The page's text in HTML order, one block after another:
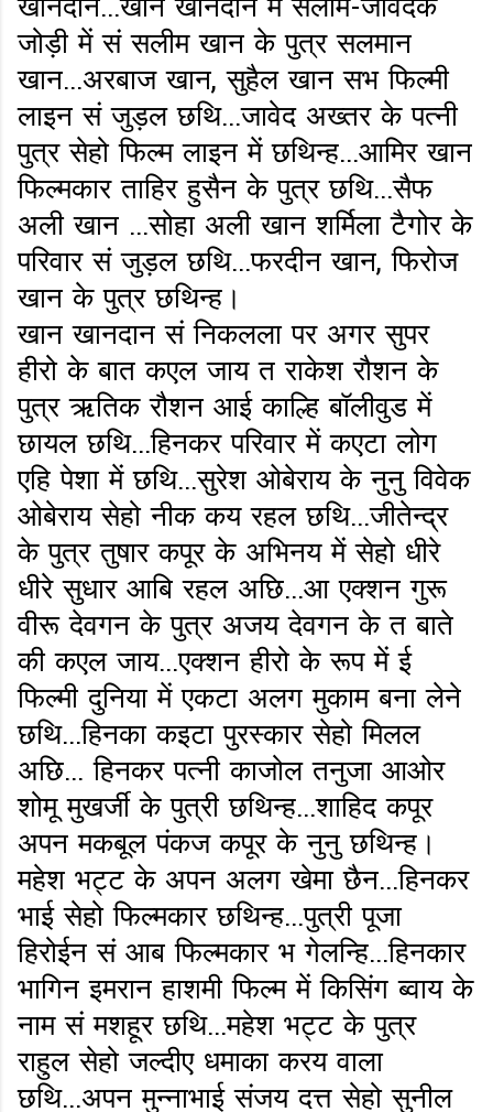
खानदान...खान खानदान मे सलीम-जावेदक
जोड़ी में सं सलीम खान के पुत्र सलमान
खान...अरबाज खान, सुहैल खान सभ फिल्मी
लाइन सं जुड़ल छथि...जावेद अख्तर के पत्नी
पुत्र सेहो फिल्म लाइन में छथिन्ह...आमिर खान
फिल्मकार ताहिर हुसैन के पुत्र छथि...सैफ
अली खान ...सोहा अली खान शर्मिला टैगोर के
परिवार सं जुड़ल छथि...फरदीन खान, फिरोज
खान के पुत्र छथिन्ह।
खान खानदान सं निकलला पर अगर सुपर
हीरो के बात कएल जाय त राकेश रौशन के
पुत्र ऋतिक रौशन आई काल्हि बॉलीवुड में
छायल छथि...हिनकर परिवार में कएटा लोग
एहि पेशा में छथि...सुरेश ओबेराय के नुनु विवेक
ओबेराय सेहो नीक कय रहल छथि...जीतेन्द्र
के पुत्र तुषार कपूर के अभिनय में सेहो धीरे
धीरे सुधार आबि रहल अछि...आ एक्शन गुरू
वीरू देवगन के पुत्र अजय देवगन के त बाते
की कएल जाय...एक्शन हीरो के रूप में ई
फिल्मी दुनिया में एकटा अलग मुकाम बना लेने
छथि...हिनका कइटा पुरस्कार सेहो मिलल
अछि... हिनकर पत्नी काजोल तनुजा आओर
शोमू मुखर्जी के पुत्री छथिन्ह...शाहिद कपूर
अपन मकबूल पंकज कपूर के नुनु छथिन्ह।
महेश भट्ट के अपन अलग खेमा छैन...हिनकर
भाई सेहो फिल्मकार छथिन्ह...पुत्री पूजा
हिरोईन सं आब फिल्मकार भ गेलन्हि...हिनकार
भागिन इमरान हाशमी फिल्म में किसिंग ब्वाय के
नाम सं मशहूर छथि...महेश भट्ट के पुत्र
राहुल सेहो जल्दीए धमाका करय वाला
छथि...अपन मुन्नाभाई संजय दत्त सेहो सुनील